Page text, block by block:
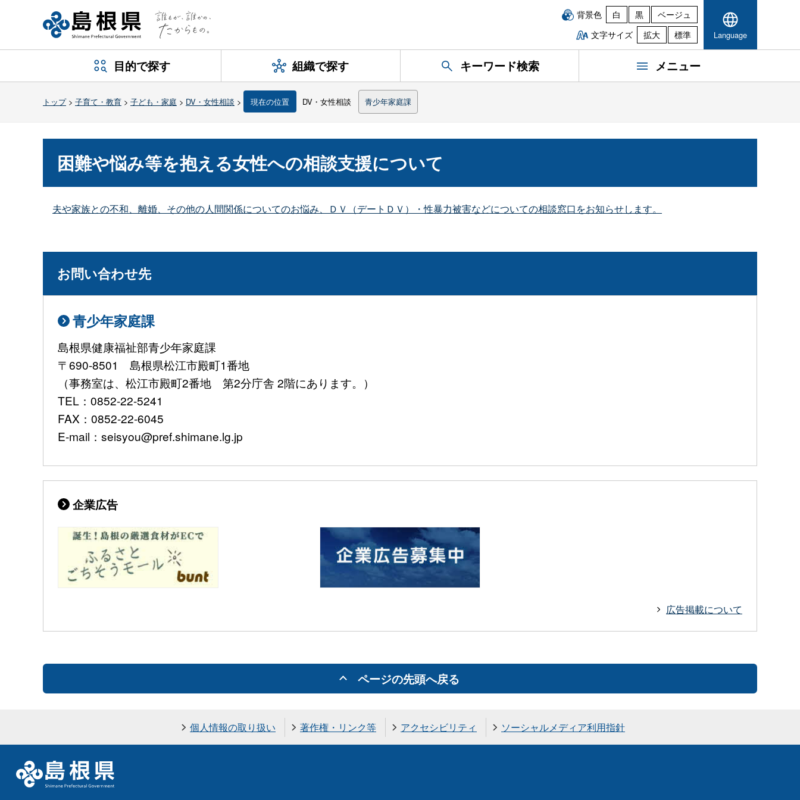
背景色 白 黒
ベージュ
文字サイズ
拡大 標準 Language
目的で探す 組織で探す キーワード検索 メニュー
トップ> 子育て・教育 > 子ども・家庭 > DV・女性相談 > 現在の位置 DV・女性相談 青少年家庭課
困難や悩み等を抱える女性への相談支援について
夫や家族との不和、離婚、その他の人間関係についてのお悩み、ＤＶ（デートＤＶ）・性暴力被害などについての相談窓口をお知らせします。
お問い合わせ先
青少年家庭課
島根県健康福祉部青少年家庭課
〒690-8501 島根県松江市殿町1番地
（事務室は、松江市殿町2番地 第2分庁舎 2階にあります。）
TEL：0852-22-5241
FAX：0852-22-6045
E-mail：seisyou@pref.shimane.lg.jp
企業広告
広告掲載について
ページの先頭へ戻る
個人情報の取り扱い 著作権・リンク等 アクセシビリティ ソーシャルメディア利用指針